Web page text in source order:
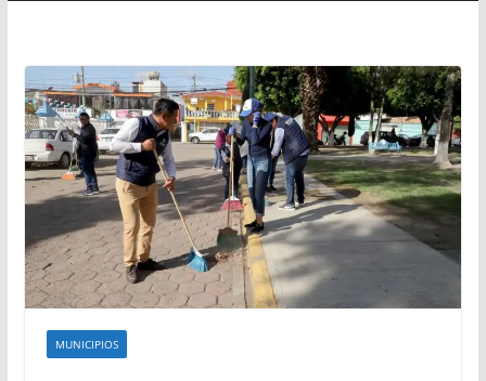
MUNICIPIOS